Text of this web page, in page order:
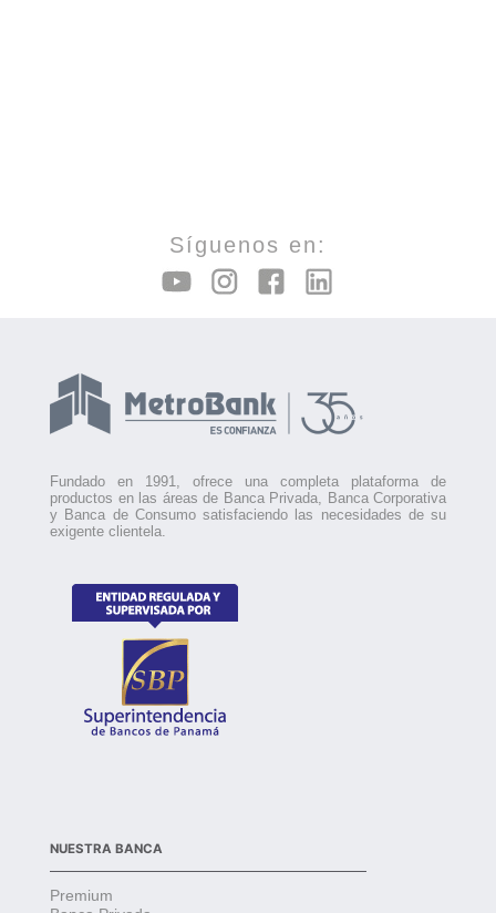
Síguenos en:
Fundado en 1991, ofrece una completa plataforma de
productos en las áreas de Banca Privada, Banca Corporativa
y Banca de Consumo satisfaciendo las necesidades de su
exigente clientela.
NUESTRA BANCA
Premium